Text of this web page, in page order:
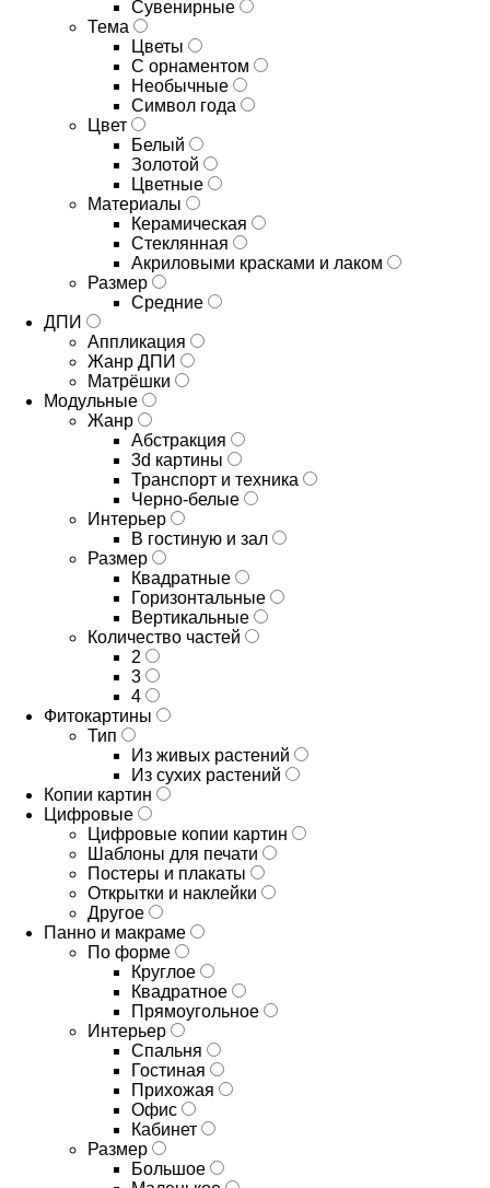
Сувенирные
Тема
Цветы
С орнаментом
Необычные
Символ года
Цвет
Белый
Золотой
Цветные
Материалы
Керамическая
Стеклянная
Акриловыми красками и лаком
Размер
Средние
ДПИ
Аппликация
Жанр ДПИ
Матрёшки
Модульные
Жанр
Абстракция
3d картины
Транспорт и техника
Черно-белые
Интерьер
В гостиную и зал
Размер
Квадратные
Горизонтальные
Вертикальные
Количество частей
2
3
4
Фитокартины
Тип
Из живых растений
Из сухих растений
Копии картин
Цифровые
Цифровые копии картин
Шаблоны для печати
Постеры и плакаты
Открытки и наклейки
Другое
Панно и макраме
По форме
Круглое
Квадратное
Прямоугольное
Интерьер
Спальня
Гостиная
Прихожая
Офис
Кабинет
Размер
Большое